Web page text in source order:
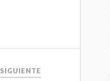
SIGUIENTE